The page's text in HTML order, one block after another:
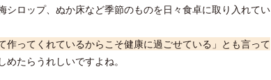
シロップ、ぬか床など季節のものを日々食卓に取り入れてい
作ってくれているからこそ健康に過ごせている」とも言って
たらうれしいですよね。